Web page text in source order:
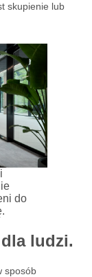
skupienie lub
do
ludzi.
sposób